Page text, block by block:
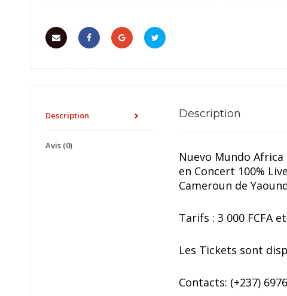
Description
Avis (0)
Description
Nuevo Mundo
en Concert 100%
Cameroun de
Tarifs : 3 000 FCFA
Les Tickets sont
Contacts: (+237)